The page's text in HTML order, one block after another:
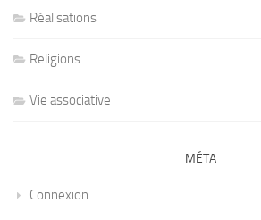
Réalisations
Religions
Vie associative
MÉTA
Connexion